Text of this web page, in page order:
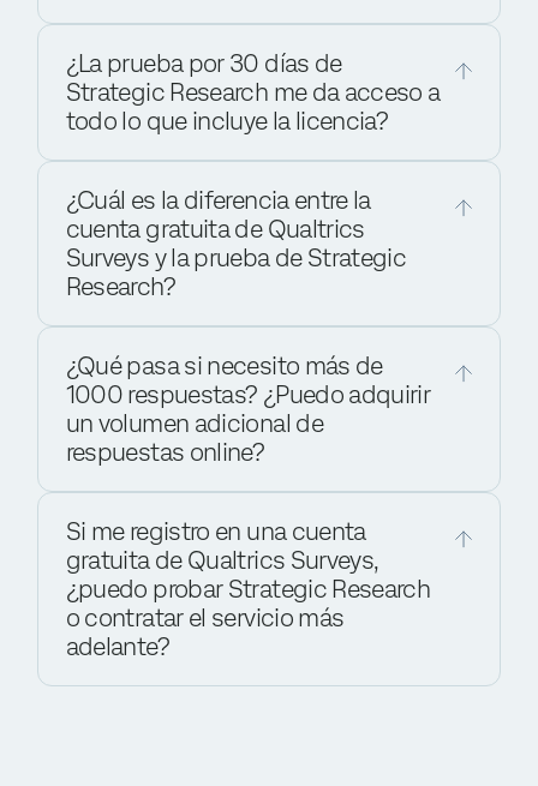
¿La prueba por 30 días de
Strategic Research me da acceso a
todo lo que incluye la licencia?
¿Cuál es la diferencia entre la
cuenta gratuita de Qualtrics
Surveys y la prueba de Strategic
Research?
¿Qué pasa si necesito más de
1000 respuestas? ¿Puedo adquirir
un volumen adicional de
respuestas online?
Si me registro en una cuenta
gratuita de Qualtrics Surveys,
¿puedo probar Strategic Research
o contratar el servicio más
adelante?